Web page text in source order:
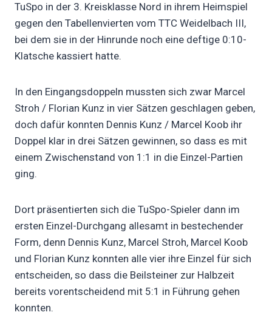
TuSpo in der 3. Kreisklasse Nord in ihrem Heimspiel
gegen den Tabellenvierten vom TTC Weidelbach III,
bei dem sie in der Hinrunde noch eine deftige 0:10-
Klatsche kassiert hatte.
In den Eingangsdoppeln mussten sich zwar Marcel
Stroh / Florian Kunz in vier Sätzen geschlagen geben,
doch dafür konnten Dennis Kunz / Marcel Koob ihr
Doppel klar in drei Sätzen gewinnen, so dass es mit
einem Zwischenstand von 1:1 in die Einzel-Partien
ging.
Dort präsentierten sich die TuSpo-Spieler dann im
ersten Einzel-Durchgang allesamt in bestechender
Form, denn Dennis Kunz, Marcel Stroh, Marcel Koob
und Florian Kunz konnten alle vier ihre Einzel für sich
entscheiden, so dass die Beilsteiner zur Halbzeit
bereits vorentscheidend mit 5:1 in Führung gehen
konnten.